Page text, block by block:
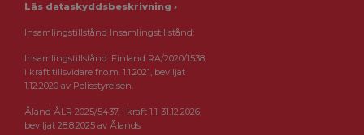
Läs dataskyddsbeskrivning ›
Insamlingstillstånd Insamlingstillstånd:
Insamlingstillstånd: Finland RA/2020/1538,
i kraft tillsvidare fr.o.m. 1.1.2021, beviljat
1.12.2020 av Polisstyrelsen.
Åland ÅLR 2025/5437, i kraft 1.1-31.12.2026,
beviljat 28.8.2025 av Ålands